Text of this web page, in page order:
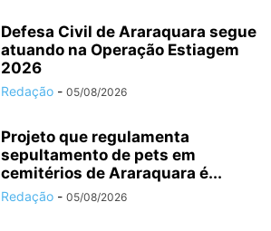
Defesa Civil de Araraquara segue
atuando na Operação Estiagem
2026
Redação - 05/08/2026
Projeto que regulamenta
sepultamento de pets em
cemitérios de Araraquara é...
Redação - 05/08/2026